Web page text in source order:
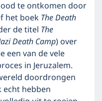
te ontkomen door
het boekThe Death
de titel The
Death Camp) over
een van de vele
in Jeruzalem.
doordrongen
echt hebben